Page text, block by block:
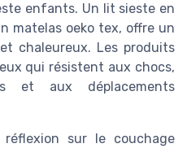
enfants. Un lit sieste en
matelas oeko tex, offre un
chaleureux. Les produits
qui résistent aux chocs,
et aux déplacements
sur le couchage